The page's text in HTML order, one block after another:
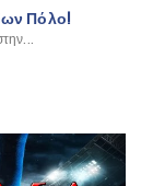
Πόλο!